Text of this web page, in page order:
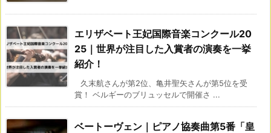
エリザベート王妃国際音楽コンクール20
25｜世界が注目した入賞者の演奏を一挙
紹介！
久末航さんが第2位、亀井聖矢さんが第5位を受
賞！ ベルギーのブリュッセルで開催さ ...
ベートーヴェン｜ピアノ協奏曲第5番「皇